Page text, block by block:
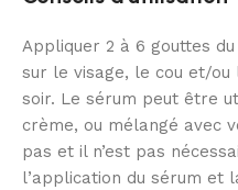
Appliquer 2 à 6 gouttes
sur le visage, le cou et/
soir. Le sérum peut être
crème, ou mélangé avec
pas et il n’est pas
l’application du sérum et